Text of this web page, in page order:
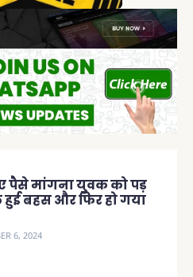
पैसे मांगना युवक को पड़
बहस और फिर हो गया
6, 2024